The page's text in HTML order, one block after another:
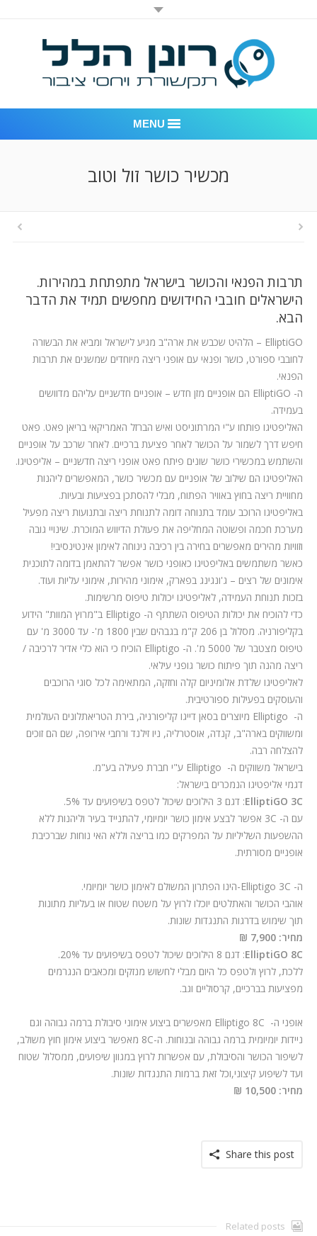
MENU
חדר חדשות
ניהול מוניטין
מכשיר כושר זול וטוב
תרבות הפנאי והכושר בישראל מתפתחת במהירות.
הישראלים חובבי החידושים מחפשים תמיד את הדבר
הבא.
ElliptiGO – הלהיט שכבש את ארה"ב מגיע לישראל ומביא את הבשורה
לחובבי ספורט, כושר ופנאי עם אופני ריצה מיוחדים שמשנים את תרבות
הפנאי.
ה- ElliptiGO הם אופניים מזן חדש – אופניים חדשניים עליהם מדוושים
בעמידה.
האליפטיגו פותחו ע"י המרתוניסט ואיש הברזל האמריקאי בריאן פאט. פאט
חיפש דרך לשמור על הכושר לאחר פציעת ברכיים. לאחר שרכב על אופניים
והשתמש במכשירי כושר שונים פיתח פאט אופני ריצה חדשניים – אליפטיגו.
האליפטיגו הם שילוב של אופניים עם מכשיר כושר, המאפשרים ליהנות
מחוויית ריצה בחוץ באוויר הפתוח, מבלי להסתכן בפציעות ובעיות.
באליפטיגו הרוכב עומד בתנוחה דומה לתנוחת ריצה ובתנועות ריצה מפעיל
מערכת חכמה ופשוטה המחליפה את פעולת הדיווש המוכרת. שינויי גובה
וזוויות מהירים מאפשרים בחירה בין רכיבה נינוחה לאימון אינטינסיבי!
כאשר משתמשים באליפטיגו כאופני כושר אפשר להתאמן בדומה לתוכנית
אימונים של רצים – ג'ונגינג בפארק, אימוני מהירות, אימוני עליות ועוד.
בזכות תנוחת העמידה, לאליפטיגו יכולות טיפוס מרשימות.
כדי להוכיח את יכולות הטיפוס השתתף ה- Elliptigo ב"מרוץ המוות" הידוע
בקליפורניה. מסלול בן 206 ק"מ בגבהים שבין 1800 מ'- עד 3000 מ' עם
טיפוס מצטבר של 5000 מ'. ה-
Elliptigo הוכיח כי הוא כלי אדיר לרכיבה /
ריצה מהנה תוך פיתוח כושר גופני עילאי.
לאליפטיגו שלדת אלומיניום קלה וחזקה, המתאימה לכל סוגי הרוכבים
והעוסקים בפעילות ספורטיבית.
ה- Elliptigo מיוצרים בסאן דייגו קליפורניה, בירת הטריאתלונים העולמית
ומשווקים בארה"ב, קנדה, אוסטרליה, ניו זילנד ורחבי אירופה, שם הם זוכים
להצלחה רבה.
בישראל משווקים ה- Elliptigo ע"י חברת פעילה בע"מ.
דגמי אליפטיגו הנמכרים בישראל:
ElliptiGO 3C: דגם 3 הילוכים שיכול לטפס בשיפועים עד 5%.
עם ה- 3C אפשר לבצע אימון כושר יומיומי, להתנייד בעיר וליהנות ללא
ההשפעות השליליות על המפרקים כמו בריצה וללא האי נוחות שברכיבת
אופניים מסורתית.
ה- -Elliptigo 3Cהינו הפתרון המשולם לאימון כושר יומיומי.
אוהבי הכושר והאתלטים יוכלו לרוץ על משטח שטוח או בעליות מתונות
תוך שימוש בדרגות התנגדות שונות.
מחיר: 7,900 ₪
ElliptiGO 8C: דגם 8 הילוכים שיכול לטפס בשיפועים עד 20%.
ללכת, לרוץ ולטפס כל היום מבלי לחשוש מנזקים ומכאבים הנגרמים
מפציעות בברכיים, קרסוליים וגב.
אופני ה- Elliptigo 8C מאפשרים ביצוע אימוני סיבולת ברמה גבוהה וגם
ניידות יומיומית ברמה גבוהה ובנוחות. ה-8C מאפשר ביצוע אימון חוץ משולב,
לשיפור הכושר והסיבולת, עם אפשרות לרוץ במגוון שיפועים, ממסלול שטוח
ועד לשיפוע קיצוני,וכל זאת ברמות התנגדות שונות.
מחיר: 10,500 ₪
Share this post
Related posts